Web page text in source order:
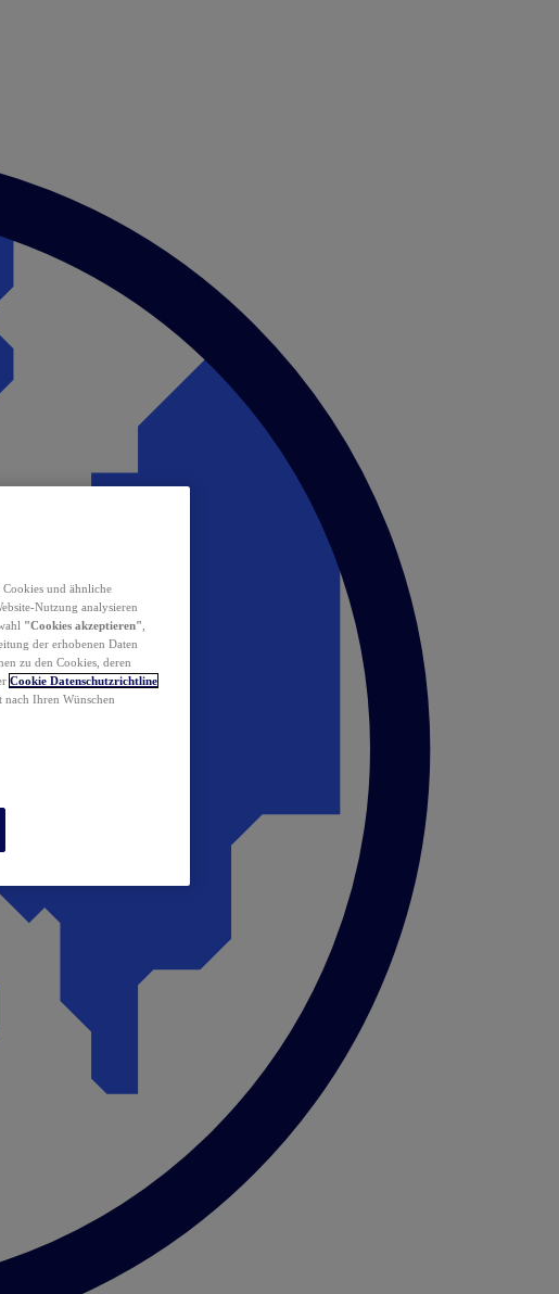
Cookies und ähnliche
Nutzung analysieren
"Cookies akzeptieren"
der erhobenen Daten
zu den Cookies, deren
Cookie Datenschutzrichtline
nach Ihren Wünschen